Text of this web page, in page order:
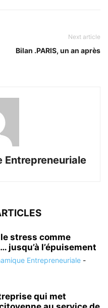
Next article
Bilan .PARIS, un an après
Entrepreneuriale
stress comme
jusqu’à l’épuisement
Entrepreneuriale -
qui met